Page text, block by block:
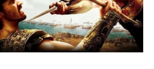
Famiglia e Deep Water,
ecco le novità in sala!